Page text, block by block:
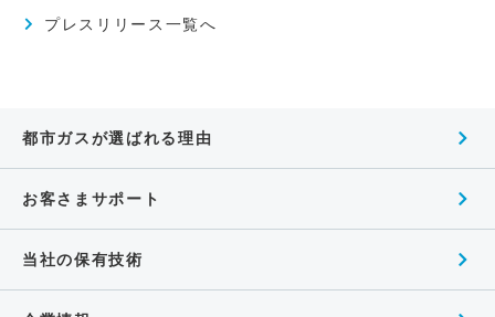
プレスリリース一覧へ
都市ガスが選ばれる理由
お客さまサポート
当社の保有技術